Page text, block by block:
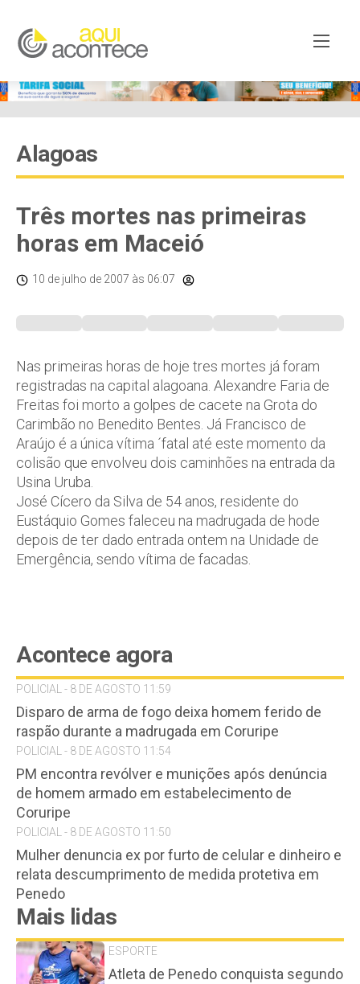
Alagoas
Três mortes nas primeiras
horas em Maceió
10 de julho de 2007 às 06:07
Nas primeiras horas de hoje tres mortes já foram
registradas na capital alagoana. Alexandre Faria de
Freitas foi morto a golpes de cacete na Grota do
Carimbão no Benedito Bentes. Já Francisco de
Araújo é a única vítima ´fatal até este momento da
colisão que envolveu dois caminhões na entrada da
Usina Uruba.
José Cícero da Silva de 54 anos, residente do
Eustáquio Gomes faleceu na madrugada de hode
depois de ter dado entrada ontem na Unidade de
Emergência, sendo vítima de facadas.
Acontece agora
POLICIAL - 8 DE AGOSTO 11:59
Disparo de arma de fogo deixa homem ferido de
raspão durante a madrugada em Coruripe
POLICIAL - 8 DE AGOSTO 11:54
PM encontra revólver e munições após denúncia
de homem armado em estabelecimento de
Coruripe
POLICIAL - 8 DE AGOSTO 11:50
Mulher denuncia ex por furto de celular e dinheiro e
relata descumprimento de medida protetiva em
Penedo
Mais lidas
ESPORTE
Atleta de Penedo conquista segundo